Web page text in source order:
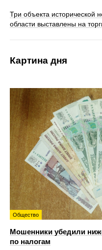
Три объекта исторической
области выставлены на
Картина дня
Общество
Мошенники убедили
по налогам